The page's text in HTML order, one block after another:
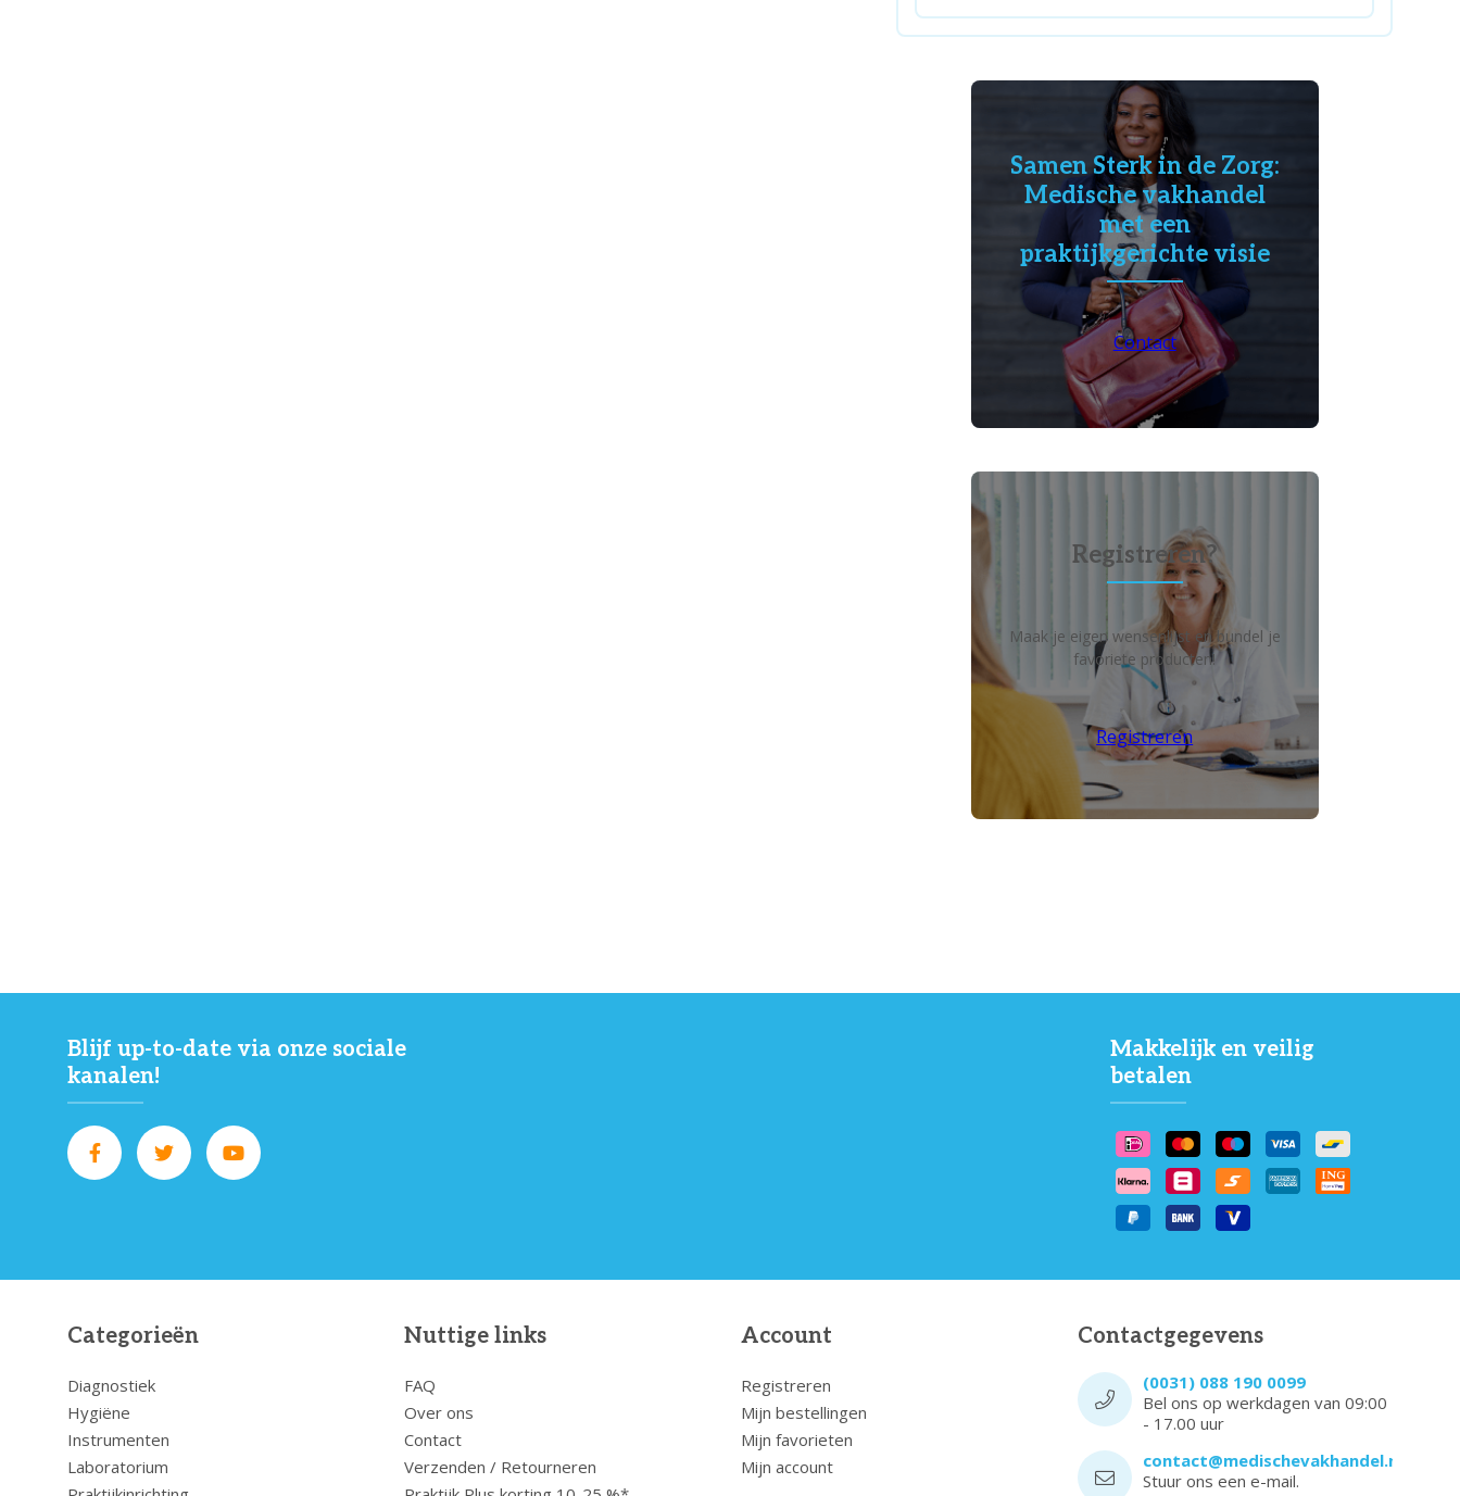
Samen Sterk in de Zorg:
Medische vakhandel
met een
praktijkgerichte visie
Contact
Registreren?
Maak je eigen wensenlijst en bundel je
favoriete producten!
Registreren
Blijf up-to-date via onze sociale
kanalen!
Makkelijk en veilig
betalen
Categorieën
Diagnostiek
Hygiëne
Instrumenten
Laboratorium
Nuttige links
FAQ
Over ons
Contact
Verzenden / Retourneren
Account
Registreren
Mijn bestellingen
Mijn favorieten
Mijn account
Contactgegevens
(0031) 088 190 0099
Bel ons op werkdagen van 09:00
- 17.00 uur
contact@medischevakhandel.nl
Stuur ons een e-mail.